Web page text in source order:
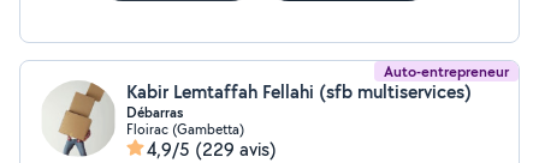
Auto-entrepreneur
Kabir Lemtaffah Fellahi (sfb multiservices)
Débarras
Floirac (Gambetta)
4,9/5 (229 avis)